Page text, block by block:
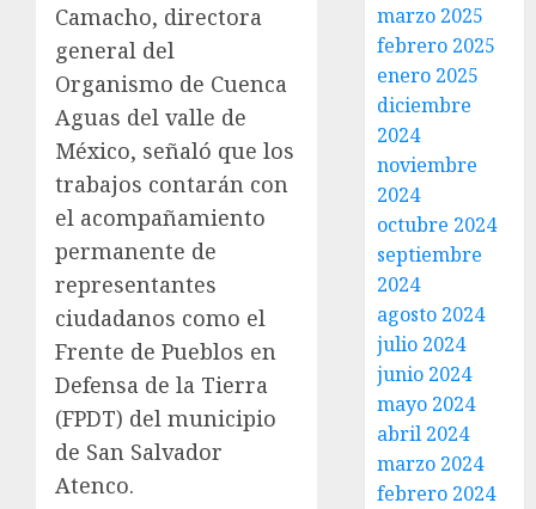
Camacho, directora
general del
Organismo de Cuenca
Aguas del valle de
México, señaló que los
trabajos contarán con
el acompañamiento
permanente de
representantes
ciudadanos como el
Frente de Pueblos en
Defensa de la Tierra
(FPDT) del municipio
de San Salvador
Atenco.
marzo 2025
febrero 2025
enero 2025
diciembre
2024
noviembre
2024
octubre 2024
septiembre
2024
agosto 2024
julio 2024
junio 2024
mayo 2024
abril 2024
marzo 2024
febrero 2024